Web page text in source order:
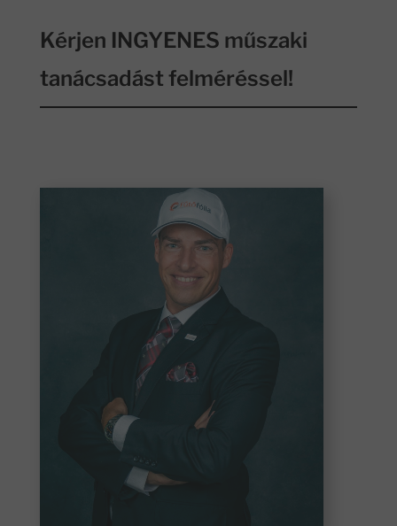
Kérjen INGYENES műszaki
tanácsadást felméréssel!